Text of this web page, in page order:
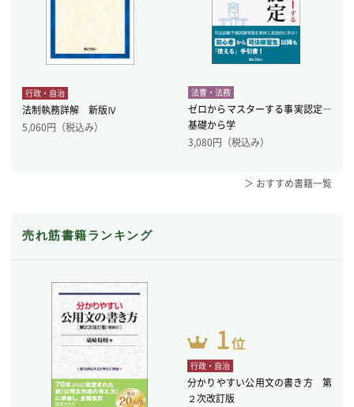
行政・自治
法制執務詳解 新版Ⅳ
5,060円（税込み）
法曹・法務
ゼロからマスターする事実認定―
基礎から学
3,080円（税込み）
＞ おすすめ書籍一覧
売れ筋書籍ランキング
行政・自治
分かりやすい公用文の書き方 第
２次改訂版